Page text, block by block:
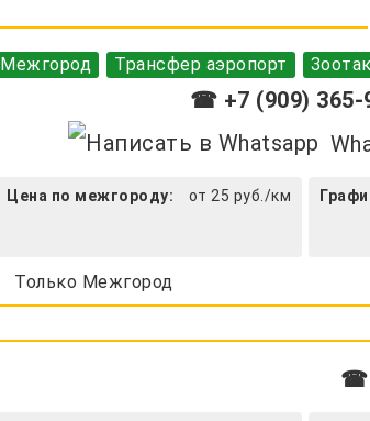
Межгород Трансфер аэропорт
☎ +7 (909) 365-
Цена по межгороду: от 25 руб./км
Только Межгород
☎